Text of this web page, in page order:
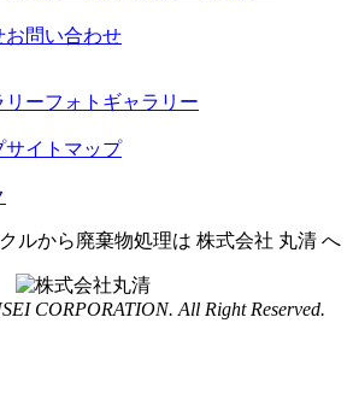
お問い合わせ
フォトギャラリー
サイトマップ
ルから廃棄物処理は 株式会社 丸清 へ
CORPORATION. All Right Reserved.